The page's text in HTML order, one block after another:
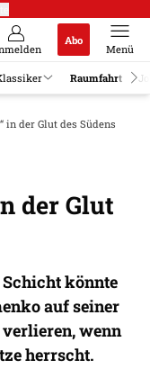
Abo
Menü
Raumfahrt
in der Glut des Südens
der Glut
Schicht könnte
auf seiner
wenn
herrscht.